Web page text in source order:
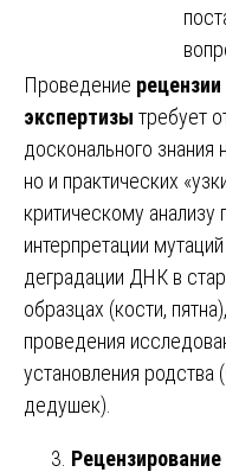
Проведение рецензии
экспертизы требует
досконального знания
но и практических
критическому
интерпретации
деградации ДНК в
образцах (кости,
проведения
установления
дедушек).